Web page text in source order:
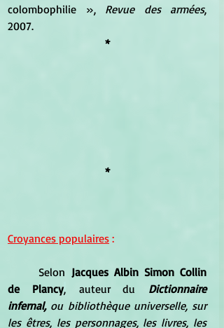
colombophilie », Revue des armées,
2007.
*
*
Croyances populaires :
Selon Jacques Albin Simon Collin
de Plancy, auteur du
Dictionnaire
infernal, ou bibliothèque universelle, sur
les êtres, les personnages, les livres, les